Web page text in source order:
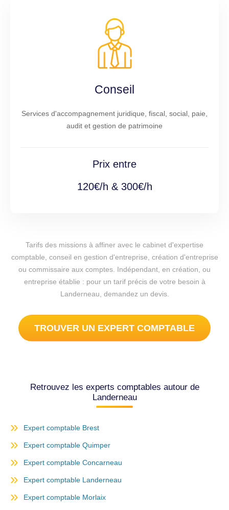
Conseil
Services d'accompagnement juridique, fiscal, social, paie,
audit et gestion de patrimoine
Prix entre
120€/h & 300€/h
Tarifs des missions à affiner avec le cabinet d'expertise
comptable, conseil en gestion d'entreprise, création d'entreprise
ou commissaire aux comptes. Indépendant, en création, ou
entreprise établie : pour un tarif précis de votre besoin à
Landerneau, demandez un devis.
TROUVER UN EXPERT COMPTABLE
Retrouvez les experts comptables autour de
Landerneau
Expert comptable Brest
Expert comptable Quimper
Expert comptable Concarneau
Expert comptable Landerneau
Expert comptable Morlaix